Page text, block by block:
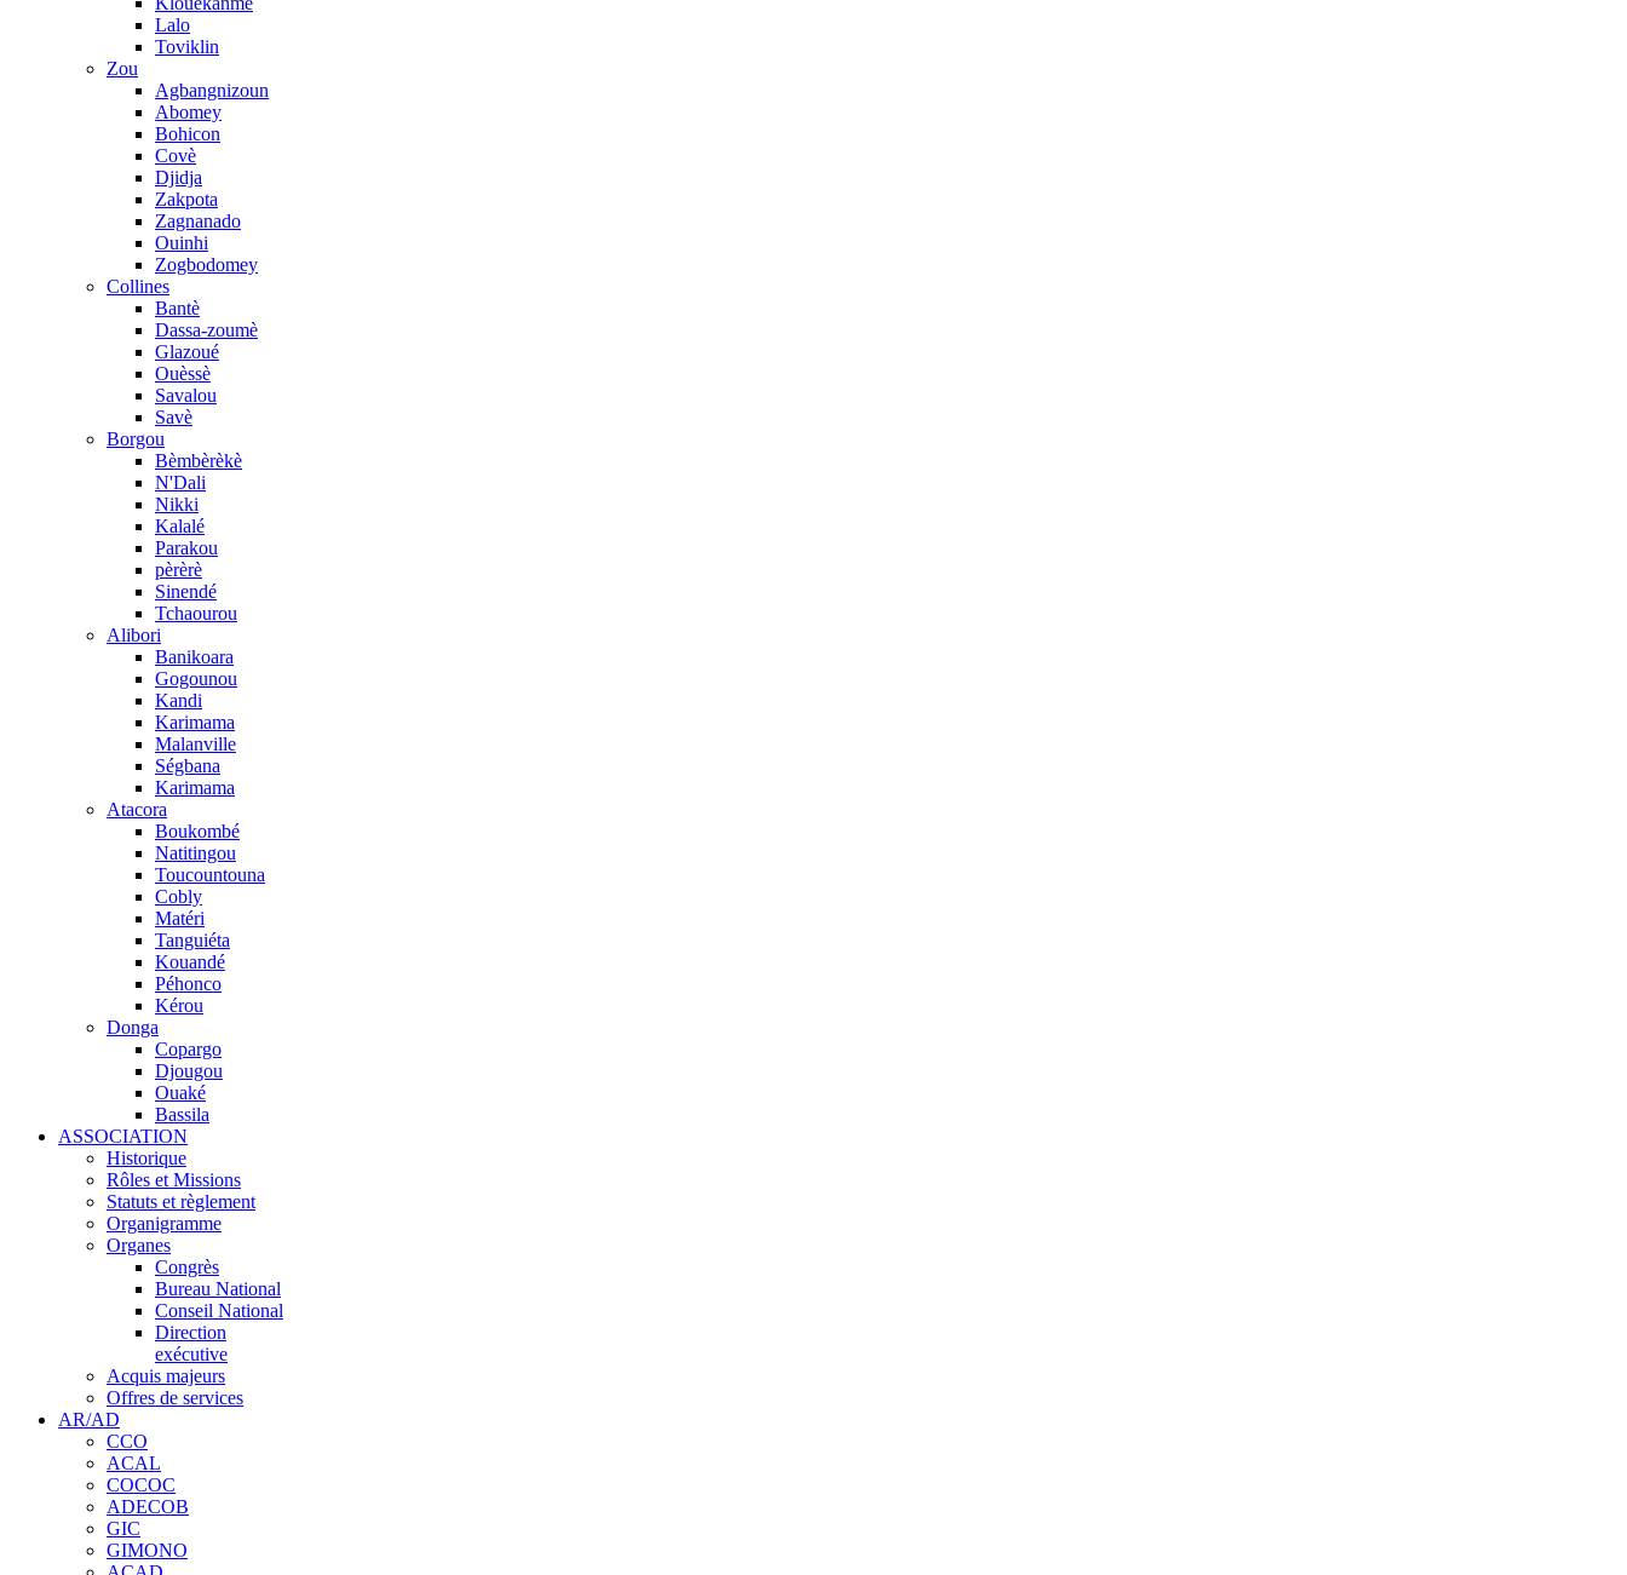
Lalo
Toviklin
Zou
Agbangnizoun
Abomey
Bohicon
Covè
Djidja
Zakpota
Zagnanado
Ouinhi
Zogbodomey
Collines
Bantè
Dassa-zoumè
Glazoué
Ouèssè
Savalou
Savè
Borgou
Bèmbèrèkè
N'Dali
Nikki
Kalalé
Parakou
pèrèrè
Sinendé
Tchaourou
Alibori
Banikoara
Gogounou
Kandi
Karimama
Malanville
Ségbana
Karimama
Atacora
Boukombé
Natitingou
Toucountouna
Cobly
Matéri
Tanguiéta
Kouandé
Péhonco
Kérou
Donga
Copargo
Djougou
Ouaké
Bassila
ASSOCIATION
Historique
Rôles et Missions
Statuts et règlement
Organigramme
Organes
Congrès
Bureau National
Conseil National
Direction
exécutive
Acquis majeurs
Offres de services
AR/AD
CCO
ACAL
COCOC
ADECOB
GIC
GIMONO